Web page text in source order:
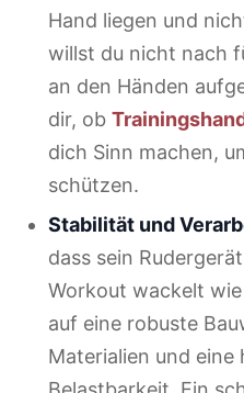
Hand liegen und
willst du nicht nach
an den Händen
dir, ob
dich Sinn machen,
schützen.
Stabilität und
dass sein
Workout wackelt
auf eine robuste
Materialien und eine